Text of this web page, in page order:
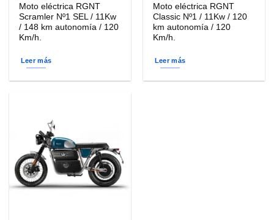
Moto eléctrica RGNT
Scramler Nº1 SEL / 11Kw
/ 148 km autonomía / 120
Km/h.
Leer más
Moto eléctrica RGNT
Classic Nº1 / 11Kw / 120
km autonomía / 120
Km/h.
Leer más